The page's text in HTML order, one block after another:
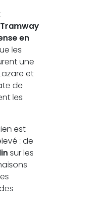
Tramway
en
les
une
et
de
les
est
: de
sur les